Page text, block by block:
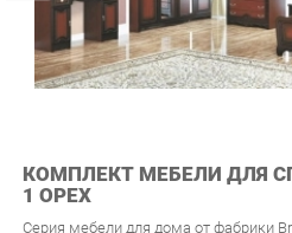
КОМПЛЕКТ МЕБЕЛИ ДЛЯ
1 ОРЕХ
Серия мебели для дома от фабрики